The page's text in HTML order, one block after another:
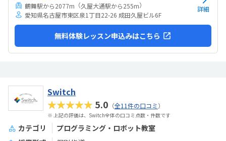
鶴舞駅から2077m （久屋大通駅から255m）
愛知県名古屋市東区泉1丁目22-26 成田久屋ビル6F
詳細
無料体験レッスン申込みはこちら
Switch
★★★★★ 5.0 （全11件の口コミ）
※ 上記の評価は、Switch全体の口コミ点数・件数です
カテゴリ
プログラミング・ロボット教室